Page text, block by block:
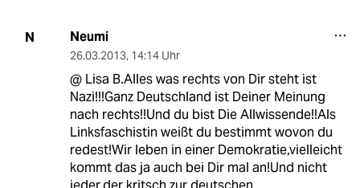
N Neumi
26.03.2013, 14:14 Uhr
@ Lisa B.Alles was rechts von Dir steht ist
Nazi!!!Ganz Deutschland ist Deiner Meinung
nach rechts!!Und du bist Die Allwissende!!Als
Linksfaschistin weißt du bestimmt wovon du
redest!Wir leben in einer Demokratie,vielleicht
kommt das ja auch bei Dir mal an!Und nicht